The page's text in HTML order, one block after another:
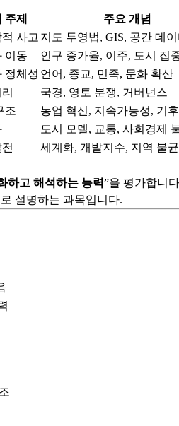
주제
주요 개념
사고 지도 투영법, GIS, 공간 데
이동
인구 증가율, 이주, 도시 집
정체성 언어, 종교, 민족, 문화 확산
국경, 영토 분쟁, 거버넌스
조
농업 혁신, 지속가능성, 기
도시 모델, 교통, 사회경제
세계화, 개발지수, 지역 불
하고 해석하는 능력”을 평가합니
설명하는 과목입니다.